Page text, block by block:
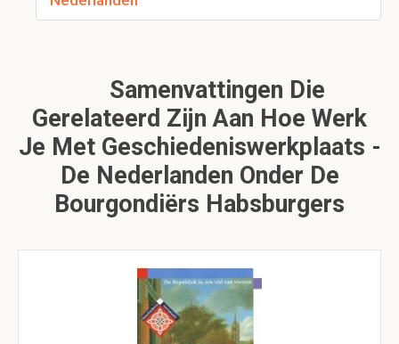
Samenvattingen Die
Gerelateerd Zijn Aan Hoe Werk
Je Met Geschiedeniswerkplaats -
De Nederlanden Onder De
Bourgondiërs Habsburgers